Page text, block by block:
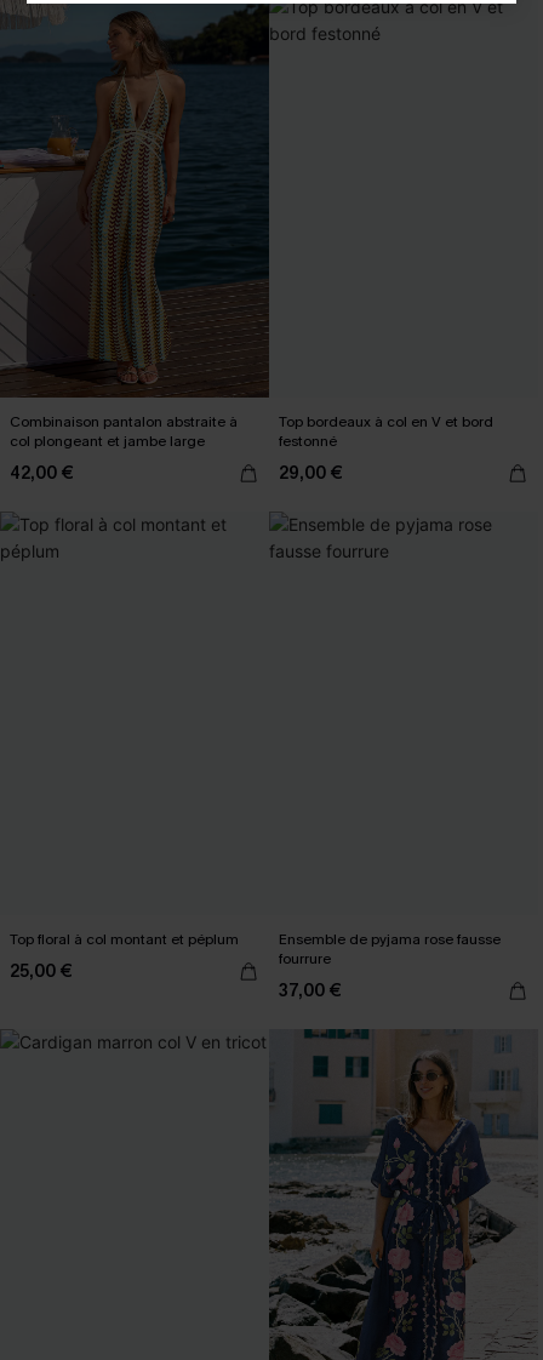
Combinaison pantalon abstraite à
col plongeant et jambe large
42,00 €
Top bordeaux à col en V et bord
festonné
29,00 €
Top floral à col montant et péplum
25,00 €
Ensemble de pyjama rose fausse
fourrure
37,00 €